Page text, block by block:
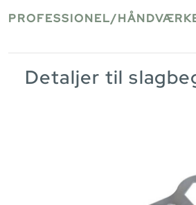
PROFESSIONEL/
Detaljer til